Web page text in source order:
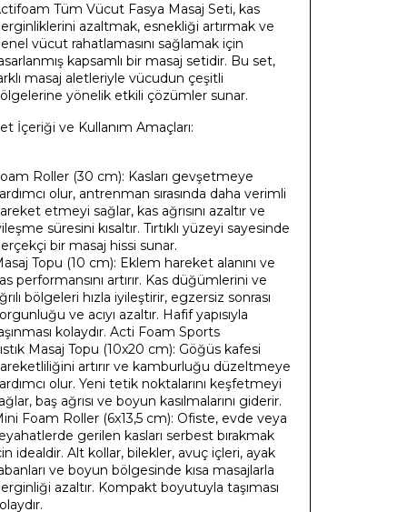
Tüm Vücut Fasya Masaj Seti, kas
azaltmak, esnekliği artırmak ve
vücut rahatlamasını sağlamak için
kapsamlı bir masaj setidir. Bu set,
masaj aletleriyle vücudun çeşitli
yönelik etkili çözümler sunar.
İçeriği ve Kullanım Amaçları:
Roller (30 cm): Kasları gevşetmeye
olur, antrenman sırasında daha verimli
etmeyi sağlar, kas ağrısını azaltır ve
süresini kısaltır. Tırtıklı yüzeyi sayesinde
bir masaj hissi sunar.
Topu (10 cm): Eklem hareket alanını ve
performansını artırır. Kas düğümlerini ve
bölgeleri hızla iyileştirir, egzersiz sonrası
ve acıyı azaltır. Hafif yapısıyla
kolaydır. ​Acti Foam Sports
Masaj Topu (10x20 cm): Göğüs kafesi
artırır ve kamburluğu düzeltmeye
olur. Yeni tetik noktalarını keşfetmeyi
baş ağrısı ve boyun kasılmalarını giderir.
Foam Roller (6x13,5 cm): Ofiste, evde veya
gerilen kasları serbest bırakmak
idealdir. Alt kollar, bilekler, avuç içleri, ayak
ve boyun bölgesinde kısa masajlarla
azaltır. Kompakt boyutuyla taşıması